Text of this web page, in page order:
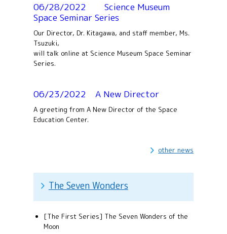
遣プログラ
ム
06/28/2022 Science Museum
Space Seminar Series
Our Director, Dr. Kitagawa, and staff member, Ms.
Tsuzuki,
will talk online at Science Museum Space Seminar
Series.
06/23/2022 A New Director
A greeting from A New Director of the Space
Education Center.
other news
The Seven Wonders
[The First Series] The Seven Wonders of the
Moon